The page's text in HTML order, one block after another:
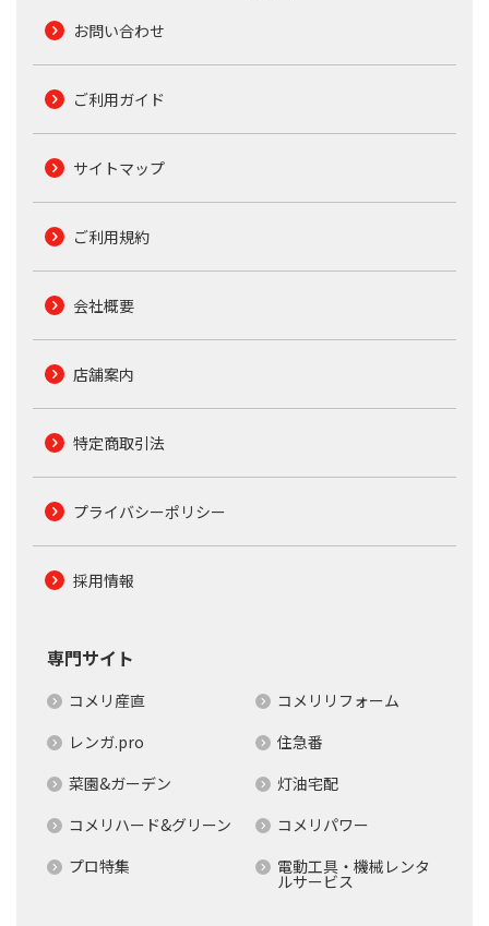
お問い合わせ
ご利用ガイド
サイトマップ
ご利用規約
会社概要
店舗案内
特定商取引法
プライバシーポリシー
採用情報
専門サイト
コメリ産直
コメリリフォーム
レンガ.pro
住急番
菜園&ガーデン
灯油宅配
コメリハード&グリーン
コメリパワー
プロ特集
電動工具・機械レンタ
ルサービス